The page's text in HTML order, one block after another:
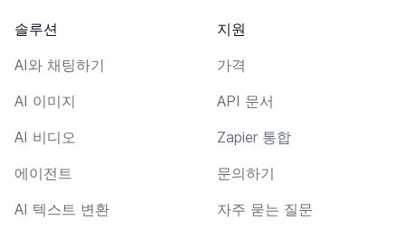
솔루션
AI와 채팅하기
AI 이미지
AI 비디오
에이전트
AI 텍스트 변환
지원
가격
API 문서
Zapier 통합
문의하기
자주 묻는 질문